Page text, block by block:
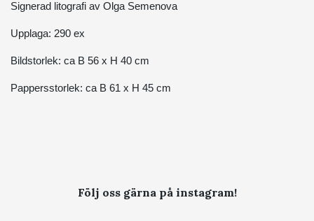
Signerad litografi av Olga Semenova
Upplaga: 290 ex
Bildstorlek: ca B 56 x H 40 cm
Pappersstorlek: ca B 61 x H 45 cm
Följ oss gärna på instagram!